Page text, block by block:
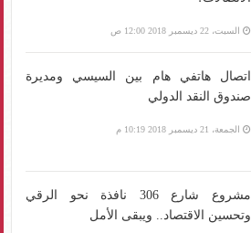
السبت، 22 ديسمبر 2018 12:00 ص
اتصال هاتفي هام بين السيسي ومديرة
صندوق النقد الدولي
الجمعة، 21 ديسمبر 2018 10:19 م
مشروع شارع 306 نافذة نحو الرقي
وتحسين الاقتصاد.. ويبقى الأمل